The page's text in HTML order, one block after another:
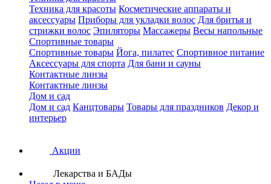
Техника для красоты Косметические аппараты и
аксессуары Приборы для укладки волос Для бритья и
стрижки волос Эпиляторы Массажеры Весы напольные
Спортивные товары
Спортивные товары Йога, пилатес Спортивное питание
Аксессуары для спорта Для бани и сауны
Контактные линзы
Контактные линзы
Дом и сад
Дом и сад Канцтовары Товары для праздников Декор и
интерьер
Акции
Лекарства и БАДы